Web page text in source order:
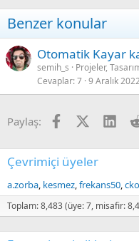
Benzer konular
Otomatik Kayar
semih_s
Projeler,
Cevaplar 7 9 Aralık
Paylaş: Facebook
X
Çevrimiçi üyeler
a.zorba kesmez frekans50
Toplam: 8,483 (üye: 7, misafir: